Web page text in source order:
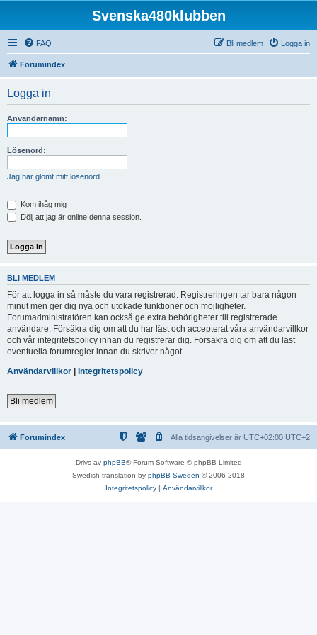
Svenska480klubben
FAQ Logga in
Bli medlem
Forumindex
Logga in
Användarnamn:
Lösenord:
Jag har glömt mitt lösenord.
Kom ihåg mig
Dölj att jag är online denna session.
BLI MEDLEM
För att logga in så måste du vara registrerad. Registreringen tar bara någon
minut men ger dig nya och utökade funktioner och möjligheter.
Forumadministratören kan också ge extra behörigheter till registrerade
användare. Försäkra dig om att du har läst och accepterat våra användarvillkor
och vår integritetspolicy innan du registrerar dig. Försäkra dig om att du läst
eventuella forumregler innan du skriver något.
Användarvillkor | Integritetspolicy
Bli medlem
Forumindex Alla tidsangivelser är UTC+02:00 UTC+2
Drivs av phpBB® Forum Software © phpBB Limited
Swedish translation by phpBB Sweden © 2006-2018
Integritetspolicy| Användarvillkor